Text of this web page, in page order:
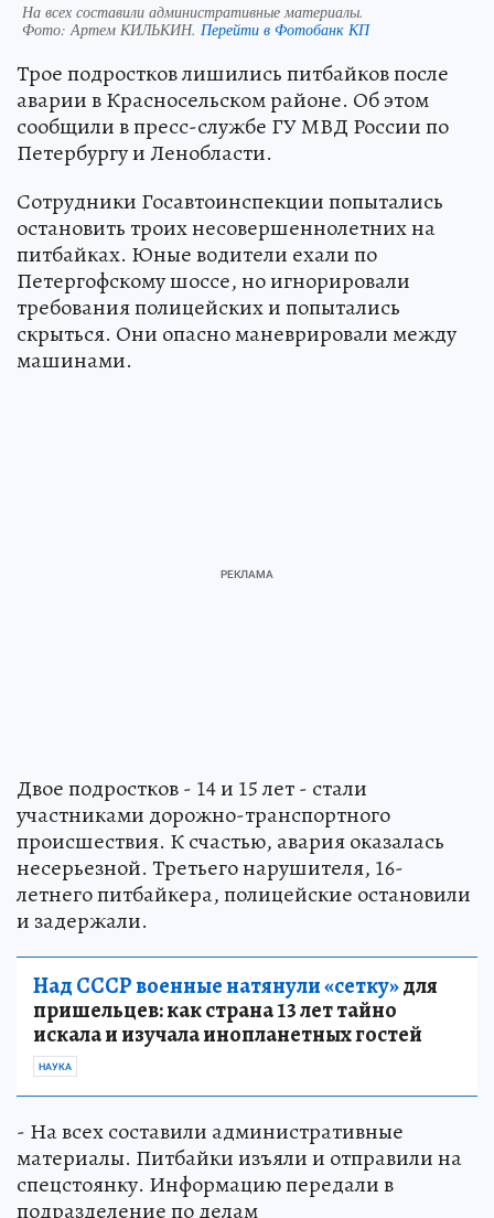
На всех составили административные материалы.
Фото:Артем КИЛЬКИН. Перейти в Фотобанк КП
Трое подростков лишились питбайков после
аварии в Красносельском районе. Об этом
сообщили в пресс-службе ГУ МВД России по
Петербургу и Ленобласти.
Сотрудники Госавтоинспекции попытались
остановить троих несовершеннолетних на
питбайках. Юные водители ехали по
Петергофскому шоссе, но игнорировали
требования полицейских и попытались
скрыться. Они опасно маневрировали между
машинами.
Двое подростков - 14 и 15 лет - стали
участниками дорожно-транспортного
происшествия. К счастью, авария оказалась
несерьезной. Третьего нарушителя, 16-
летнего питбайкера, полицейские остановили
и задержали.
Над СССР военные натянули «сетку»для
пришельцев: как страна 13 лет тайно
искала и изучала инопланетных гостей
НАУКА
- На всех составили административные
материалы. Питбайки изъяли и отправили на
спецстоянку. Информацию передали в
подразделение по делам